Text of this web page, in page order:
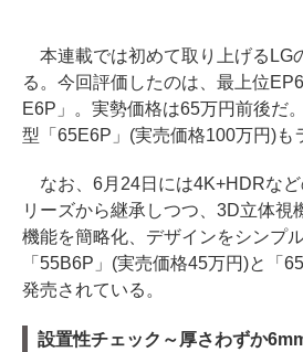
本連載では初めて取り上げるLG
る。今回評価したのは、最上位
E6P」。実勢価格は65万円前後だ
型「65E6P」(実売価格100万円)も
なお、6月24日には4K+HDRな
リーズから継承しつつ、3D立体視
機能を簡略化、デザインをシンプ
「55B6P」(実売価格45万円)と「
発売されている。
設置性チェック～厚さわずか